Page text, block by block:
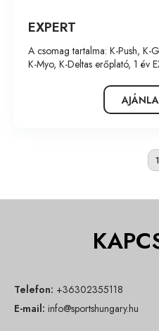
EXPERT
A csomag tartalma: K-Push, K-
K-Myo, K-Deltas erőplató, 1 év
1
Telefon: +36302355118
E-mail: info@sportshungary.hu